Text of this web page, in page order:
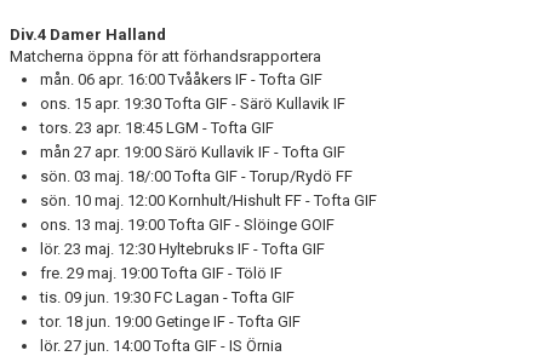
Div.4 Damer Halland
Matcherna öppna för att förhandsrapportera
mån. 06 apr. 16:00 Tvååkers IF - Tofta GIF
ons. 15 apr. 19:30 Tofta GIF - Särö Kullavik IF
tors. 23 apr. 18:45 LGM - Tofta GIF
mån 27 apr. 19:00 Särö Kullavik IF - Tofta GIF
sön. 03 maj. 18/:00 Tofta GIF - Torup/Rydö FF
sön. 10 maj. 12:00 Kornhult/Hishult FF - Tofta GIF
ons. 13 maj. 19:00 Tofta GIF - Slöinge GOIF
lör. 23 maj. 12:30 Hyltebruks IF - Tofta GIF
fre. 29 maj. 19:00 Tofta GIF - Tölö IF
tis. 09 jun. 19:30 FC Lagan - Tofta GIF
tor. 18 jun. 19:00 Getinge IF - Tofta GIF
lör. 27 jun. 14:00Tofta GIF - IS Örnia